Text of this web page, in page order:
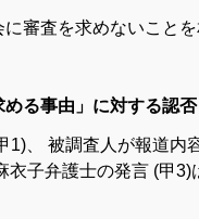
に審査を求めないこと を
める事由」に対する認
1) 被調査 人 が報道内
衣子弁護士の発言 (甲3)